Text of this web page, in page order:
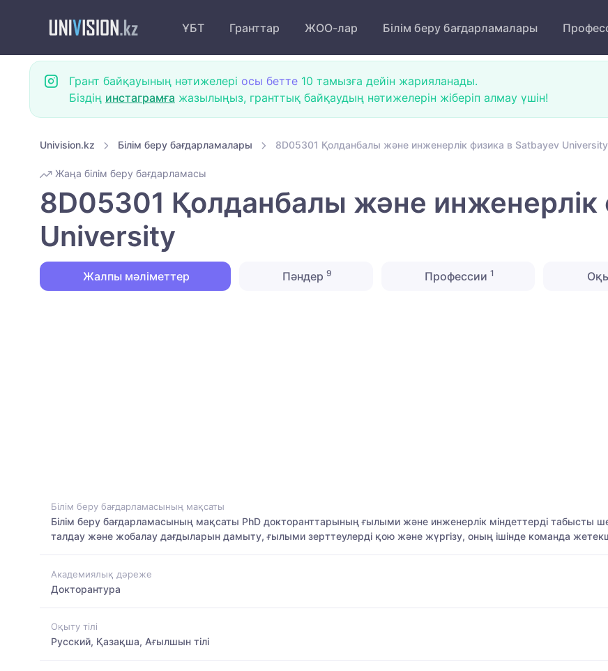
ҰБТ Гранттар ЖОО-лар Білім беру бағдарламалары
Грант байқауының нәтижелері осы бетте 10 тамызға дейін жарияланады.
Біздің инстаграмға жазылыңыз, гранттық байқаудың нәтижелерін жіберіп алмау үшін!
Univision.kz Білім беру бағдарламалары 8D05301 Қолданбалы және инженерлік физика в Satbayev University
Жаңа білім беру бағдарламасы
8D05301 Қолданбалы және инженерлік
University
Жалпы мәліметтер Пәндер9 Профессии 1
Білім беру бағдарламасының мақсаты
Білім беру бағдарламасының мақсаты PhD докторанттарының ғылыми және инженерлік міндеттерді табысты
талдау және жобалау дағдыларын дамыту, ғылыми зерттеулерді қою және жүргізу, оның ішінде команда
Академиялық дәреже
Докторантура
Оқыту тілі
Русский, Қазақша, Ағылшын тілі